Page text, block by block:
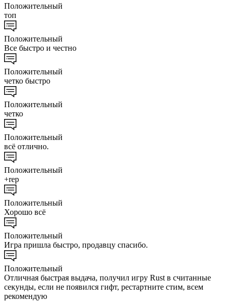
Положительный
топ
Положительный
Все быстро и честно
Положительный
четко быстро
Положительный
четко
Положительный
всё отлично.
Положительный
+rep
Положительный
Хорошо всё
Положительный
Игра пришла быстро, продавцу спасибо.
Положительный
Отличная быстрая выдача, получил игру Rust в считанные
секунды, если не появился гифт, рестартните стим, всем
рекомендую